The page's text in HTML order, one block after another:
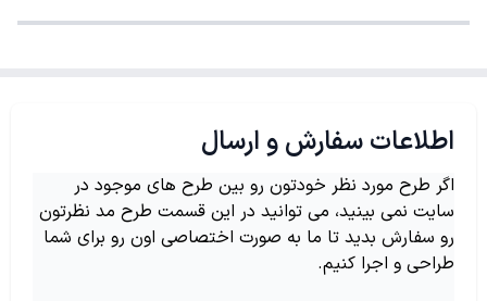
اطلاعات سفارش و ارسال
اگر طرح مورد نظر خودتون رو بین طرح های موجود در
سایت نمی بینید، می توانید در این قسمت طرح مد نظرتون
رو سفارش بدید تا ما به صورت اختصاصی اون رو برای شما
طراحی و اجرا کنیم.